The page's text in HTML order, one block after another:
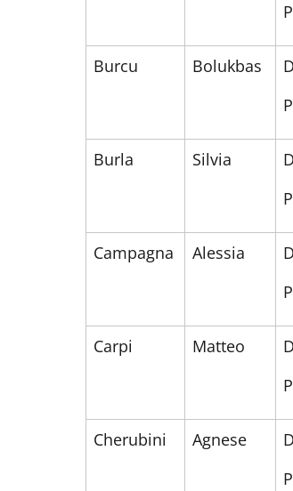
Burcu Bolukbas
Burla Silvia
Campagna Alessia
Carpi Matteo
Cherubini Agnese